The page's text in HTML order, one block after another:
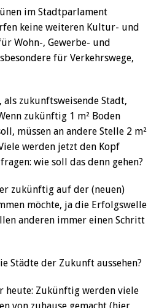
im Stadtparlament
keine weiteren Kultur- und
Wohn-, Gewerbe- und
für Verkehrswege,
als zukunftsweisende Stadt,
zukünftig 1 m² Boden
müssen an andere Stelle 2 m²
werden jetzt den Kopf
wie soll das denn gehen?
zukünftig auf der (neuen)
möchte, ja die Erfolgswelle
anderen immer einen Schritt
Städte der Zukunft aussehen?
heute: Zukünftig werden viele